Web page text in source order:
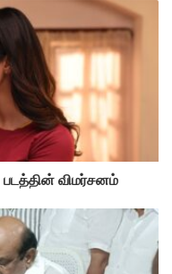
படத்தின் விமர்சனம்